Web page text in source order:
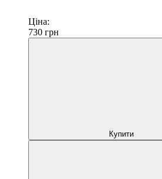
Ціна:
730 грн
Купити